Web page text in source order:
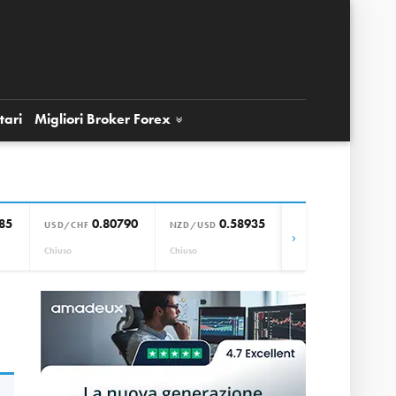
Migliori Broker Forex
USD/CHF 0.80790
Chiuso
NZD/USD 0.58935
Chiuso
›